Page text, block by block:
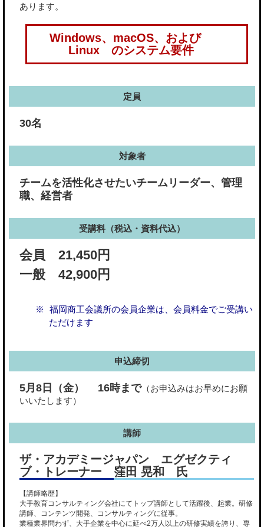
あります。
Windows、macOS、および
Linux のシステム要件
定員
30名
対象者
チームを活性化させたいチームリーダー、管理
職、経営者
受講料（税込・資料代込）
会員 21,450円
一般 42,900円
福岡商工会議所の会員企業は、会員料金でご受講い
ただけます
申込締切
5月8日（金） 16時まで（お申込みはお早めにお願
いいたします）
講師
ザ・アカデミージャパン エグゼクティ
ブ・トレーナー 窪田 晃和 氏
【講師略歴】
大手教育コンサルティング会社にてトップ講師として活躍後、起業。研修
講師、コンテンツ開発、コンサルティングに従事。
業種業界問わず、大手企業を中心に延べ2万人以上の研修実績を誇り、専